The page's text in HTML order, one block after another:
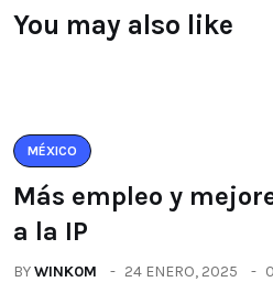
You may also like
MÉXICO
Más empleo y
a la IP
BYWINK0M 24 ENERO, 2025